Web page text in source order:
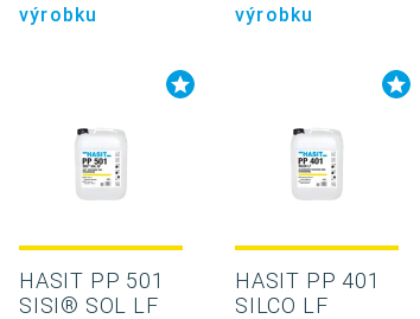
výrobku
výrobku
HASIT PP 501
SISI® SOL LF
HASIT PP 401
SILCO LF